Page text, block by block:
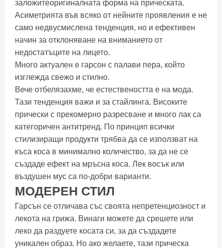
заложитеоригиналната форма на прическата.
Асиметрията във всяко от нейните проявления е не
само недвусмислена тенденция, но и ефективен
начин за отклоняване на вниманието от
недостатъците на лицето.
Много актуален е гарсон с палави пера, който
изглежда свежо и стилно.
Вече отбелязахме, че естествеността е на мода.
Тази тенденция важи и за стайлинга. Високите
прически с прекомерно разресване и много лак са
категоричен антитренд. По принцип всички
стилизиращи продукти трябва да се използват на
къса коса в минимално количество, за да не се
създаде ефект на мръсна коса. Лек восък или
въздушен мус са по-добри варианти.
МОДЕРЕН СТИЛ
Гарсън се отличава със своята непретенциозност и
лекота на грижа. Винаги можете да срешете или
леко да раздуете косата си, за да създадете
уникален образ. Но ако желаете, тази прическа